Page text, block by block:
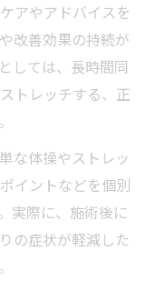
アやアドバイスを
改善効果の持続が
しては、長時間同
トレッチする、正
な体操やストレッ
イントなどを個別
実際に、施術後に
の症状が軽減した